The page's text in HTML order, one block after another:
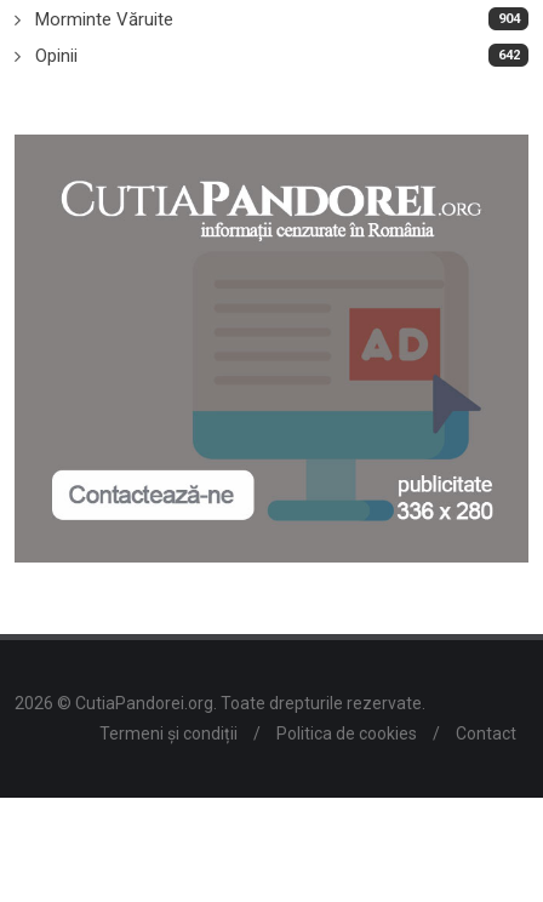
Morminte Văruite 904
Opinii 642
2026 © CutiaPandorei.org. Toate drepturile rezervate.
Termeni și condiții
/ Politica de cookies / Contact